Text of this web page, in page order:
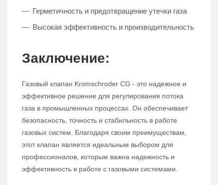
Герметичность и предотвращение утечки газа
Высокая эффективность и производительность
Заключение:
Газовый клапан Kromschroder CG - это надежное и
эффективное решение для регулирования потока
газа в промышленных процессах. Он обеспечивает
безопасность, точность и стабильность в работе
газовых систем. Благодаря своим преимуществам,
этот клапан является идеальным выбором для
профессионалов, которым важна надежность и
эффективность в работе с газовыми системами.